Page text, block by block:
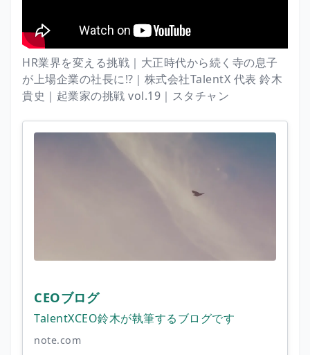
HR業界を変える挑戦｜大正時代から続く寺の息子
が上場企業の社長に⁉｜株式会社TalentX 代表 鈴木
貴史｜起業家の挑戦 vol.19｜スタチャン
CEOブログ
TalentXCEO鈴木が執筆するブログです
note.com